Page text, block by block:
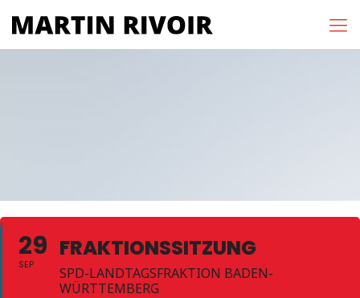
29
SEP
FRAKTIONSSITZUNG
SPD-LANDTAGSFRAKTION BADEN-
WÜRTTEMBERG